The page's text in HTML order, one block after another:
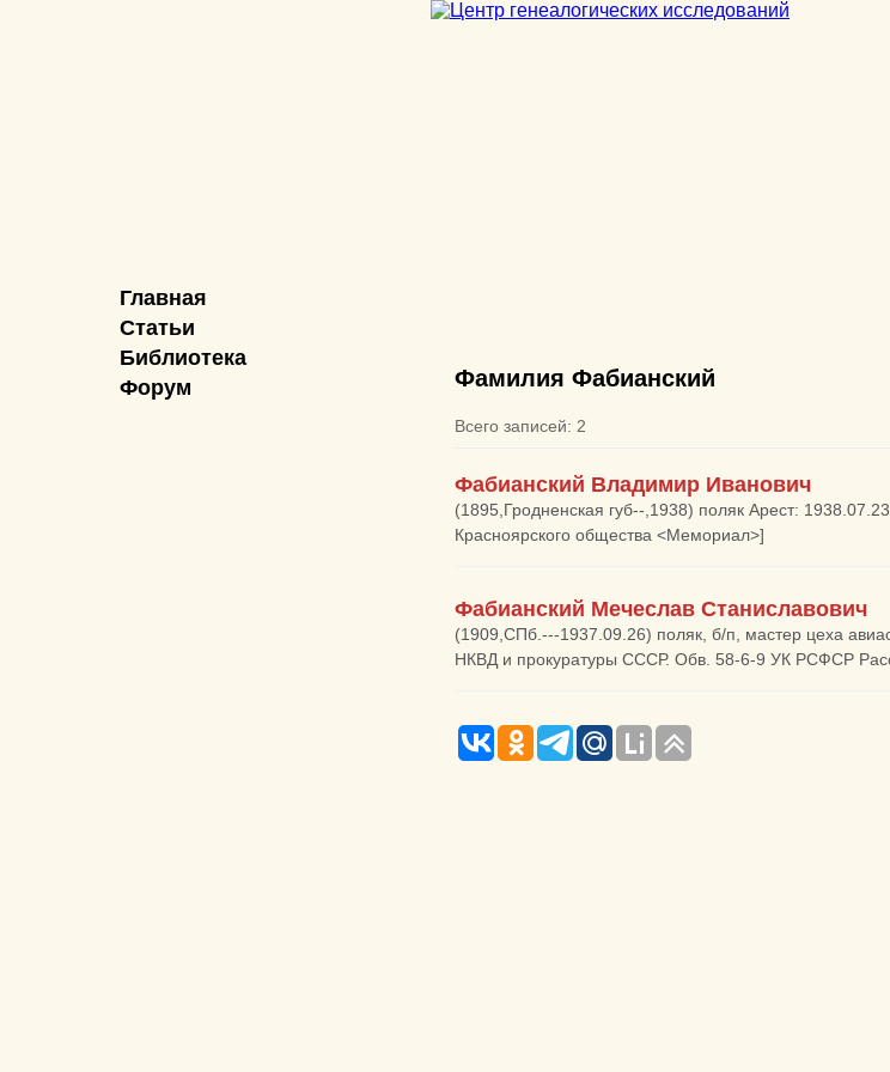
Главная
Статьи
Библиотека
Форум
Фамилия Фабианский
Всего записей: 2
Фабианский Владимир Иванович
(1895,Гродненская губ--,1938) поляк Арест:
Красноярского общества <Мемориал>]
Фабианский Мечеслав Станиславович
(1909,СПб.---1937.09.26) поляк, б/п, мастер цеха
НКВД и прокуратуры СССР. Обв. 58-6-9 УК РСФСР